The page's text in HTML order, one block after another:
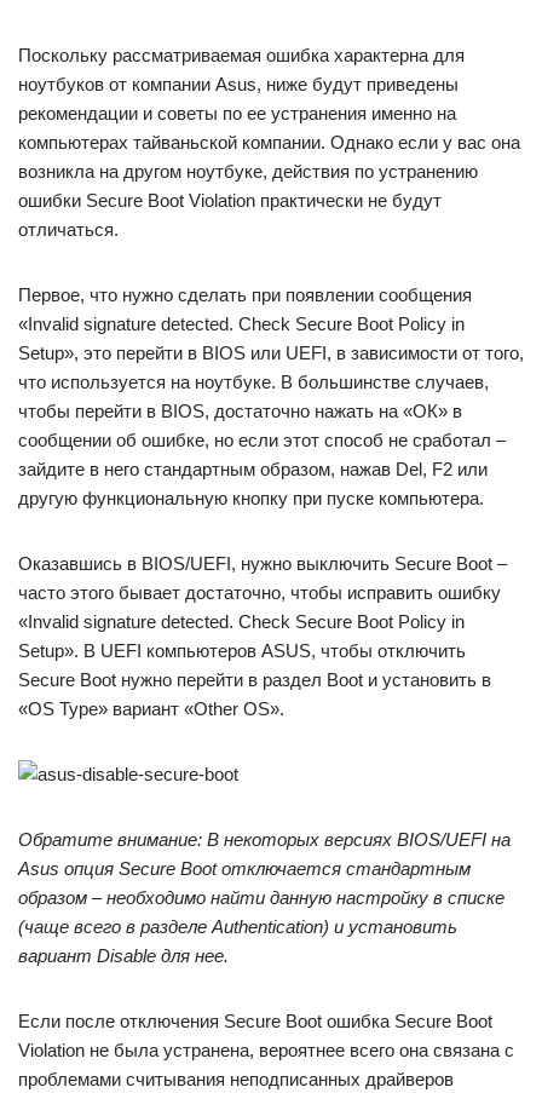
Поскольку рассматриваемая ошибка характерна для
ноутбуков от компании Asus, ниже будут приведены
рекомендации и советы по ее устранения именно на
компьютерах тайваньской компании. Однако если у вас она
возникла на другом ноутбуке, действия по устранению
ошибки Secure Boot Violation практически не будут
отличаться.
Первое, что нужно сделать при появлении сообщения
«Invalid signature detected. Check Secure Boot Policy in
Setup», это перейти в BIOS или UEFI, в зависимости от того,
что используется на ноутбуке. В большинстве случаев,
чтобы перейти в BIOS, достаточно нажать на «ОК» в
сообщении об ошибке, но если этот способ не сработал –
зайдите в него стандартным образом, нажав Del, F2 или
другую функциональную кнопку при пуске компьютера.
Оказавшись в BIOS/UEFI, нужно выключить Secure Boot –
часто этого бывает достаточно, чтобы исправить ошибку
«Invalid signature detected. Check Secure Boot Policy in
Setup». В UEFI компьютеров ASUS, чтобы отключить
Secure Boot нужно перейти в раздел Boot и установить в
«OS Type» вариант «Other OS».
Обратите внимание: В некоторых версиях BIOS/UEFI на
Asus опция Secure Boot отключается стандартным
образом – необходимо найти данную настройку в списке
(чаще всего в разделе Authentication) и установить
вариант Disable для нее.
Если после отключения Secure Boot ошибка Secure Boot
Violation не была устранена, вероятнее всего она связана с
проблемами считывания неподписанных драйверов